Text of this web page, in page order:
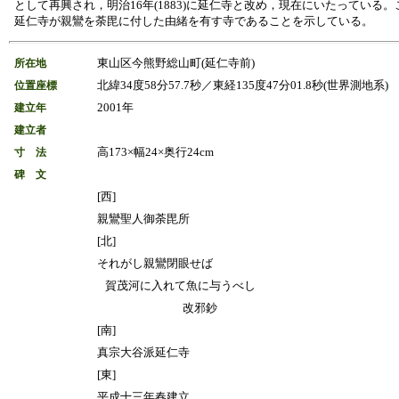
として再興され，明治16年(1883)に延仁寺と改め，現在にいたっている。
延仁寺が親鸞を荼毘に付した由緒を有す寺であることを示している。
所在地 東山区今熊野総山町(延仁寺前)
位置座標 北緯34度58分57.7秒／東経135度47分01.8秒(世界測地系)
建立年 2001年
建立者
寸 法
高173×幅24×奥行24cm
碑 文
[西]
親鸞聖人御荼毘所
[北]
それがし親鸞閉眼せば
賀茂河に入れて魚に与うべし
改邪鈔
[南]
真宗大谷派延仁寺
[東]